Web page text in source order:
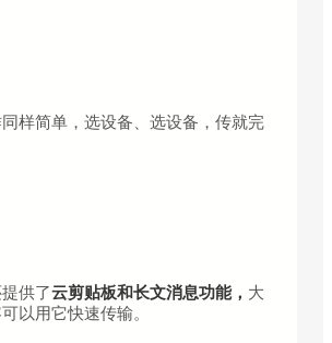
样简单，选设备、选设备，传就完
供了云剪贴板和长文消息功能， 大
以用它快速传输。